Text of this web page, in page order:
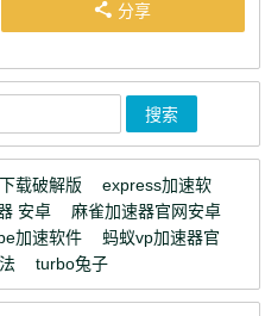
分享
载破解版
express加速软
安卓
麻雀加速器官网安卓
加速软件
蚂蚁vp加速器官
turbo兔子